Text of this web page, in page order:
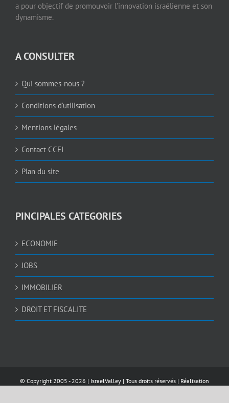
a pour objectif de promouvoir l’innovation israélienne et son
dynamisme.
A CONSULTER
Qui sommes-nous ?
Conditions d’utilisation
Mentions légales
Contact CCFI
Plan du site
PINCIPALES CATEGORIES
ECONOMIE
JOBS
IMMOBILIER
DROIT ET FISCALITE
© Copyright 2005 - 2026 | IsraelValley | Tous droits réservés | Réalisation